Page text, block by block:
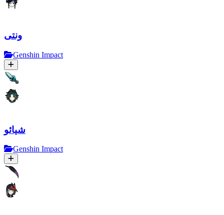
ونتی
Genshin Impact
شیائو
Genshin Impact